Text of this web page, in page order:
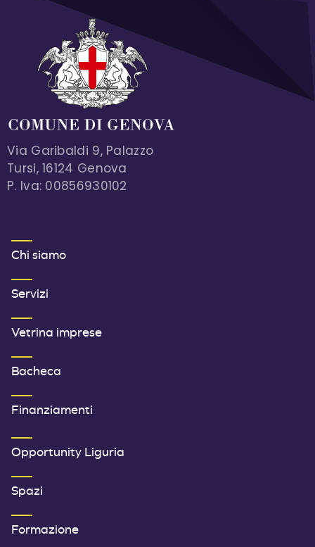
Via Garibaldi 9, Palazzo
Tursi, 16124 Genova
P. Iva: 00856930102
MENU FOOTER 1
Chi siamo
Servizi
Vetrina imprese
Bacheca
Finanziamenti
SECONDO MENU FOOTER
Opportunity Liguria
Spazi
Formazione